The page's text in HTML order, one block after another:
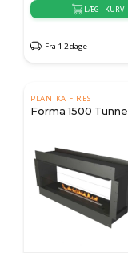
LÆG I KURV
Fra 1-2 dage
PLANIKA FIRES
Forma 1500 Tunnel